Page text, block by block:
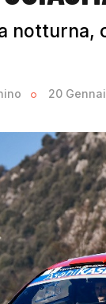
notturna,
20